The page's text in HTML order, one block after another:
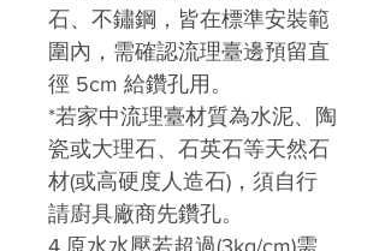
石、不鏽鋼，皆在標準安裝範
圍內，需確認流理臺邊預留直
徑 5cm 給鑽孔用。
*若家中流理臺材質為水泥、陶
瓷或大理石、石英石等天然石
材(或高硬度人造石)，須自行
請廚具廠商先鑽孔。
4.原水水壓若超過(3kg/cm)需